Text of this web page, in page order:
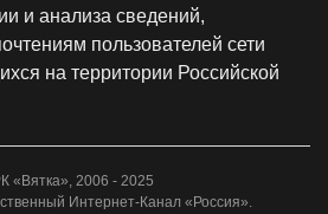
и анализа сведений,
пользователей сети
на территории Российской
2006 - 2025
Интернет-Канал «Россия».